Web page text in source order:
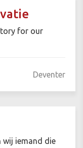
for our
Deventer
wij iemand die